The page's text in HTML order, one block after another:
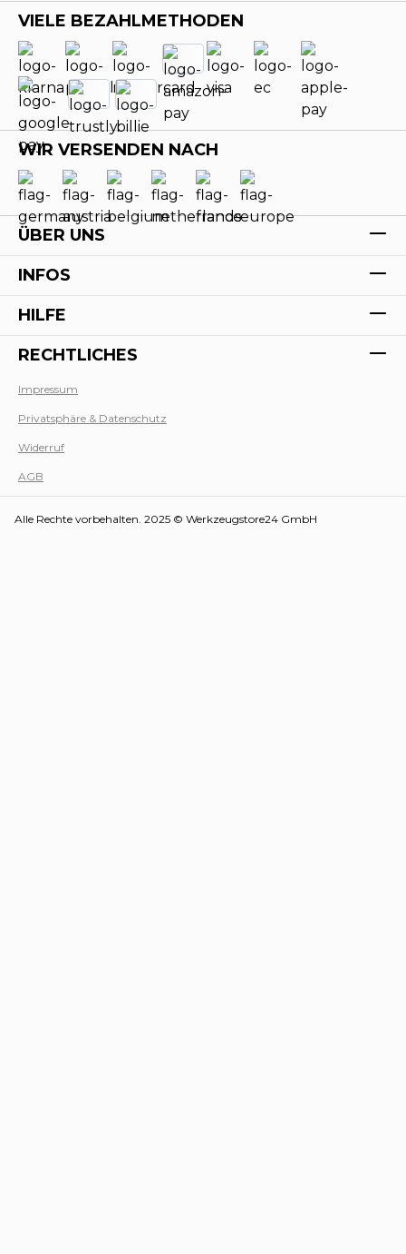
VIELE BEZAHLMETHODEN
WIR VERSENDEN NACH
ÜBER UNS
INFOS
HILFE
RECHTLICHES
Impressum
Privatsphäre & Datenschutz
Widerruf
AGB
Alle Rechte vorbehalten. 2025 © Werkzeugstore24 GmbH